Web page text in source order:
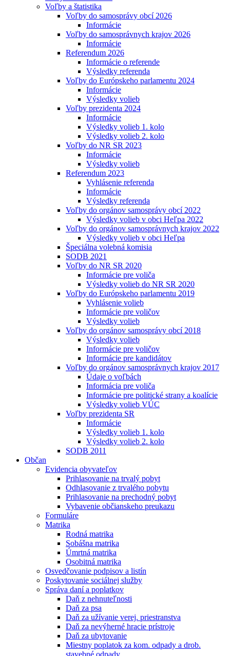
Voľby a štatistika
Voľby do samosprávy obcí 2026
Informácie
Voľby do samosprávnych krajov 2026
Informácie
Referendum 2026
Informácie o referende
Výsledky referenda
Voľby do Európskeho parlamentu 2024
Informácie
Výsledky volieb
Voľby prezidenta 2024
Informácie
Výsledky volieb 1. kolo
Výsledky volieb 2. kolo
Voľby do NR SR 2023
Informácie
Výsledky volieb
Referendum 2023
Vyhlásenie referenda
Informácie
Výsledky referenda
Voľby do orgánov samosprávy obcí 2022
Výsledky volieb v obci Heľpa 2022
Voľby do orgánov samosprávnych krajov 2022
Výsledky volieb v obci Heľpa
Špeciálna volebná komisia
SODB 2021
Voľby do NR SR 2020
Informácie pre voliča
Výsledky volieb do NR SR 2020
Voľby do Európskeho parlamentu 2019
Vyhlásenie volieb
Informácie pre voličov
Výsledky volieb
Voľby do orgánov samosprávy obcí 2018
Výsledky volieb
Informácie pre voličov
Informácie pre kandidátov
Voľby do orgánov samosprávnych krajov 2017
Údaje o voľbách
Informácia pre voliča
Informácie pre politické strany a koalície
Výsledky volieb VÚC
Voľby prezidenta SR
Informácie
Výsledky volieb 1. kolo
Výsledky volieb 2. kolo
SODB 2011
Občan
Evidencia obyvateľov
Prihlasovanie na trvalý pobyt
Odhlasovanie z trvalého pobytu
Prihlasovanie na prechodný pobyt
Vybavenie občianskeho preukazu
Formuláre
Matrika
Rodná matrika
Sobášna matrika
Úmrtná matrika
Osobitná matrika
Osvedčovanie podpisov a listín
Poskytovanie sociálnej služby
Správa daní a poplatkov
Daň z nehnuteľnosti
Daň za psa
Daň za užívanie verej. priestranstva
Daň za nevýherné hracie prístroje
Daň za ubytovanie
Miestny poplatok za kom. odpady a drob.
stavebné odpady